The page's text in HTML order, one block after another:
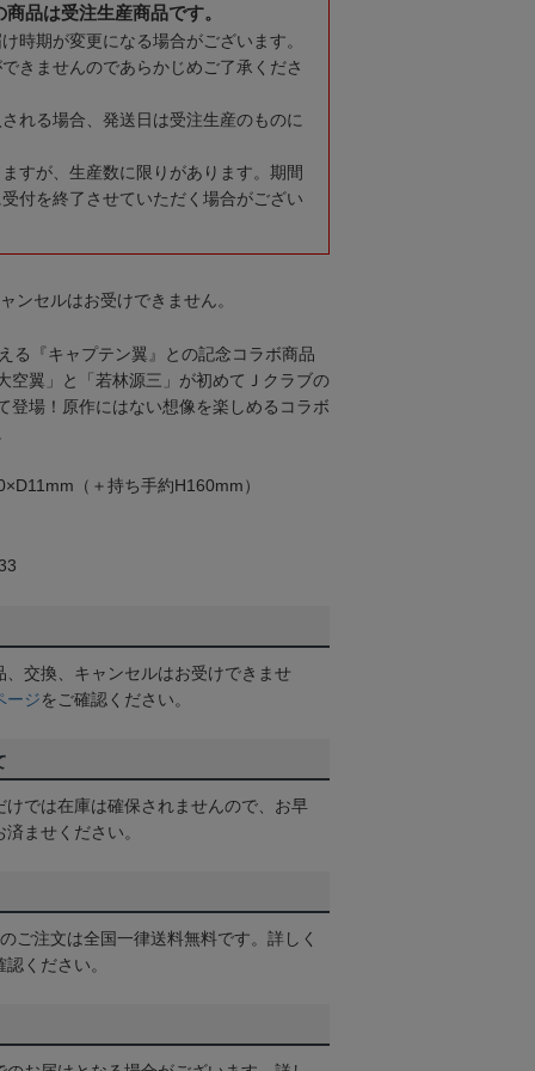
商品は受注生産商品です。
時期が変更になる場合がございます。
きませんのであらかじめご了承くださ
れる場合、発送日は受注生産のものに
すが、生産数に限りがあります。期間
付を終了させていただく場合がござい
ンセルはお受けできません。
る『キャプテン翼』との記念コラボ商品
空翼」と「若林源三」が初めてＪクラブの
登場！原作にはない想像を楽しめるコラボ
（＋持ち手約H160mm）
交換、キャンセルはお受けできませ
ージをご確認ください。
けでは在庫は確保されませんので、お早
ませください。
ご注文は全国一律送料無料です。詳しく
認ください。